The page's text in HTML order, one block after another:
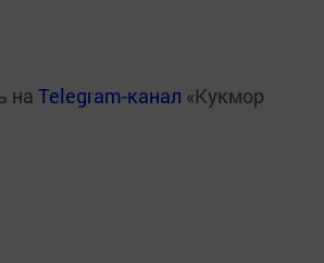
на Telegram-канал «Кукмор